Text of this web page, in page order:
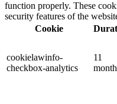
function properly. These
security features of the
Cookie
cookielawinfo-
checkbox-analytics
11